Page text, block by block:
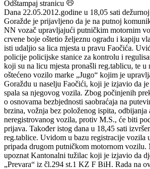
Datum: 23.05.2012.
Podijeli:
Odštampaj stranicu
Dana 22.05.2012.godine u 18,05 sati
Goražde je prijavljeno da je na putnoj
NN vozač upravljajući putničkim motornim
crvene boje oštetio željeznu ogradu i kapiju
isti udaljio sa lica mjesta u pravu Faočića.
policije policijske stanice za kontrolu i
koji su na licu mjesta pronašli reg.tablicu, te u
oštećeno vozilo marke „Jugo“ kojim je
Goraždu u naselju Faočići, koji je izjavio da je
spala sa njegovog vozila. Zbog počinjenih
o osnovama bezbjednosti saobraćaja na
brzina, vožnja bez položenog ispita, odbijanja
neregistrovanog vozila, protiv M.S., će biti
prijava. Također istog dana u 18,45 sati
reg.tablice. Uvidom u bazu registracije vozila